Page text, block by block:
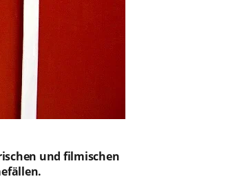
und filmischen